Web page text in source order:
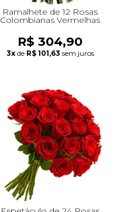
Ramalhete de 12 Rosas
Colombianas Vermelhas
R$ 304,90
3x de R$ 101,63 sem juros